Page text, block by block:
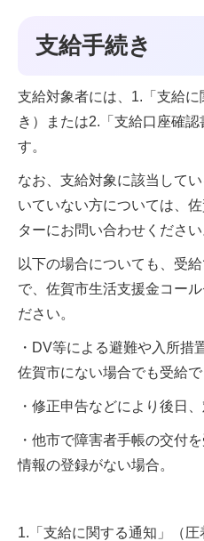
支給手続き
支給対象者には、1.「支給
き）または2.「支給口座確
す。
なお、支給対象に該当して
いていない方については、
ターにお問い合わせください
以下の場合についても、受
で、佐賀市生活支援金コー
ださい。
・DV等による避難や入所措
佐賀市にない場合でも受給で
・修正申告などにより後日
・他市で障害者手帳の交付
情報の登録がない場合。
1.「支給に関する通知」（圧